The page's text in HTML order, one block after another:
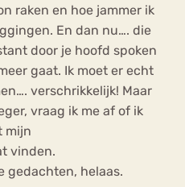
raken en hoe jammer ik
En dan nu…. die
door je hoofd spoken
gaat. Ik moet er echt
verschrikkelijk! Maar
vraag ik me af of ik
mijn
vinden.
gedachten, helaas.